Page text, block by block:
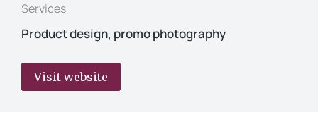
Services
Product design, promo photography
Visit website